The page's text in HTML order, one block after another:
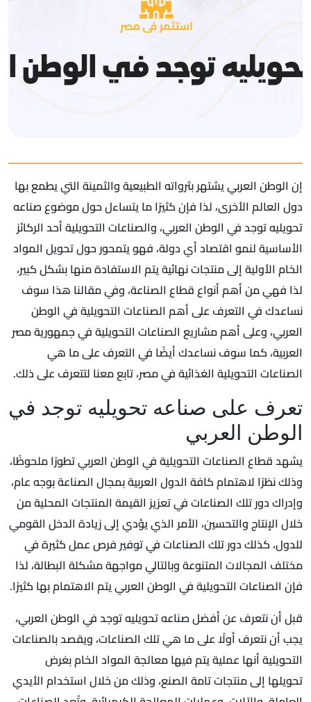
إن الوطن العربي يشتهر بثرواته الطبيعية والثمينة التي يطمع بها
دول العالم الأخرى، لذا فإن كثيرًا ما يتساءل حول موضوع صناعه
تحويليه توجد في الوطن العربي، والصناعات التحويلية أحد الركائز
الأساسية لنمو اقتصاد أي دولة، فهو يتمحور حول تحويل المواد
الخام الأولية إلى منتجات نهائية يتم الاستفادة منها بشكل كبير،
لذا فهي من أهم أنواع قطاع الصناعة، وفي مقالنا هذا سوف
نساعدك في التعرف على أهم الصناعات التحويلية في الوطن
العربي، وعلى أهم مشاريع الصناعات التحويلية في جمهورية مصر
العربية، كما سوف نساعدك أيضًا في التعرف على ما هي
الصناعات التحويلية الغذائية في مصر، تابع معنا لتتعرف على ذلك.
تعرف على صناعه تحويليه توجد في
الوطن العربي
يشهد قطاع الصناعات التحويلية في الوطن العربي تطورًا ملحوظًا،
وذلك نظرًا لاهتمام كافة الدول العربية بمجال الصناعة بوجه عام،
وإدراك دور تلك الصناعات في تعزيز القيمة المنتجات المحلية من
خلال الإنتاج والتحسين، الأمر الذي يؤدي إلى زيادة الدخل القومي
للدول، كذلك دور تلك الصناعات في توفير فرص عمل كثيرة في
مختلف المجالات المتنوعة وبالتالي مواجهة مشكلة البطالة، لذا
فإن الصناعات التحويلية في الوطن العربي يتم الاهتمام بها كثيرًا.
قبل أن نتعرف عن أفضل صناعه تحويليه توجد في الوطن العربي،
يجب أن نتعرف أولًا على ما هي تلك الصناعات، ويقصد بالصناعات
التحويلية أنها عملية يتم فيها معالجة المواد الخام بغرض
تحويلها إلى منتجات تامة الصنع، وذلك من خلال استخدام الأيدي